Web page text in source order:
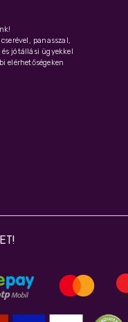
panasszal,
jótállási ügyekkel
elérhetőségeken